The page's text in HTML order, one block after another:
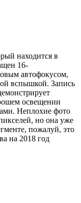
находится в
16-
автофокусом,
вспышкой. Запись
освещении
Неплохие фото
но она уже
пожалуй, это
на 2018 год